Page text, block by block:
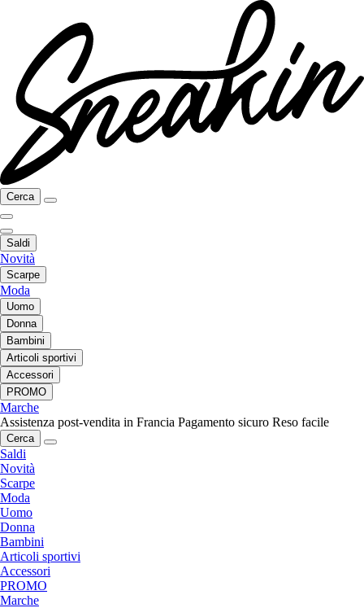
Cerca
Saldi
Novità
Scarpe
Moda
Uomo
Donna
Bambini
Articoli sportivi
Accessori
PROMO
Marche
Assistenza post-vendita in Francia Pagamento sicuro Reso facile
Cerca
Saldi
Novità
Scarpe
Moda
Uomo
Donna
Bambini
Articoli sportivi
Accessori
PROMO
Marche